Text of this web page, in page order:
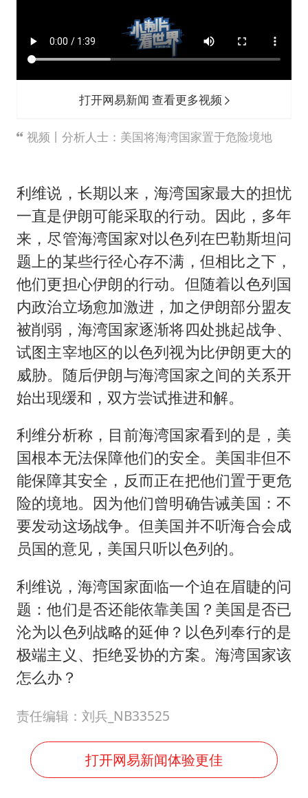
打开网易新闻 查看更多视频
视频丨分析人士：美国将海湾国家置于危险境地
利维说，长期以来，海湾国家最大的担忧
一直是伊朗可能采取的行动。因此，多年
来，尽管海湾国家对以色列在巴勒斯坦问
题上的某些行径心存不满，但相比之下，
他们更担心伊朗的行动。但随着以色列国
内政治立场愈加激进，加之伊朗部分盟友
被削弱，海湾国家逐渐将四处挑起战争、
试图主宰地区的以色列视为比伊朗更大的
威胁。随后伊朗与海湾国家之间的关系开
始出现缓和，双方尝试推进和解。
利维分析称，目前海湾国家看到的是，美
国根本无法保障他们的安全。美国非但不
能保障其安全，反而正在把他们置于更危
险的境地。因为他们曾明确告诫美国：不
要发动这场战争。但美国并不听海合会成
员国的意见，美国只听以色列的。
利维说，海湾国家面临一个迫在眉睫的问
题：他们是否还能依靠美国？美国是否已
沦为以色列战略的延伸？以色列奉行的是
极端主义、拒绝妥协的方案。海湾国家该
怎么办？
责任编辑：刘兵_NB33525
打开网易新闻体验更佳